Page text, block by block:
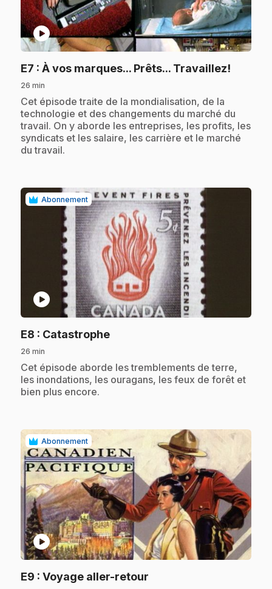
play_circle
E7 : À vos marques... Prêts... Travaillez!
26 min
.Cet épisode traite de la mondialisation, de la
technologie et des changements du marché du
travail. On y aborde les entreprises, les profits, les
syndicats et les salaire, les carrière et le marché
du travail.
Abonnement
play_circle
E8 : Catastrophe.
26 min
.Cet épisode aborde les tremblements de terre,
les inondations, les ouragans, les feux de forêt et
bien plus encore.
Abonnement
play_circle
E9 : Voyage aller-retour